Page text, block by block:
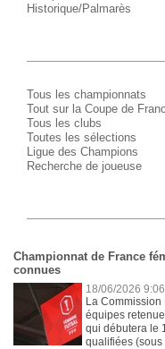
Historique/Palmarès
Tous les championnats
Tout sur la Coupe de
Tous les clubs
Toutes les sélections
Ligue des Champions
Recherche de joueuse
Championnat de France
connues
18/06/2026 9:06
La
équipes
qui débutera le
qualifiées